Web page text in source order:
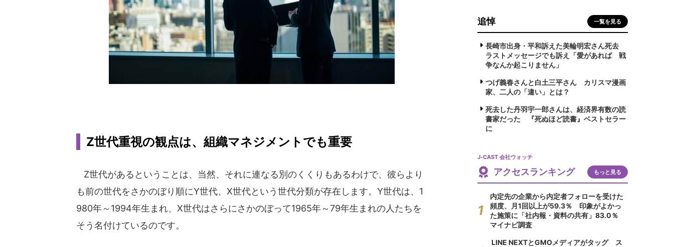
Z世代重視の観点は、組織マネジメントでも重要
Z世代があるということは、当然、それに連なる別のくくりもあるわけで、彼らより
も前の世代をさかのぼり順にY世代、X世代という世代分類が存在します。Y世代は、1
980年～1994年生まれ、X世代はさらにさかのぼって1965年～79年生まれの人たちを
そう名付けているのです。
追悼 一覧を見る
長崎市出身・平和訴えた美輪明宏さん死去
ラストメッセージでも訴え「愛があれば 戦
争なんか起こりません」
つげ義春さんと白土三平さん カリスマ漫画
家、二人の「違い」とは？
死去した丹羽宇一郎さんは、経済界有数の読
書家だった 『死ぬほど読書』ベストセラー
に
J-CAST 会社ウォッチ
アクセスランキング もっと見る
内定先の企業から内定者フォローを受けた
頻度、月1回以上が59.3％ 印象がよかっ
た施策に「社内報・資料の共有」83.0％
マイナビ調査
LINE NEXTとGMOメディアがタッグ ス